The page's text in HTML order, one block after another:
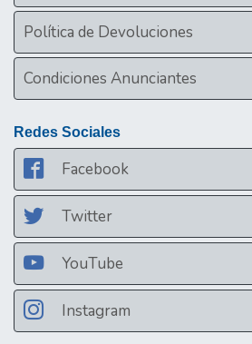
Política de Devoluciones
Condiciones Anunciantes
Redes Sociales
Facebook
Twitter
YouTube
Instagram